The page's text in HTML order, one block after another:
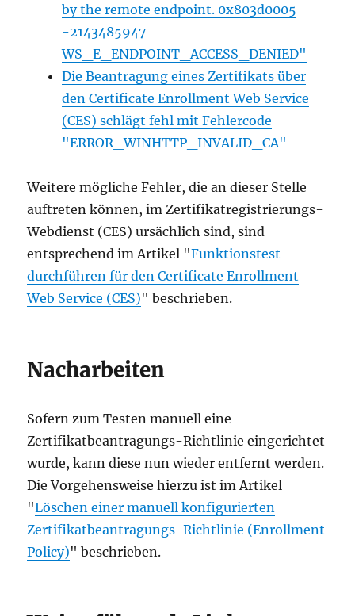
by the remote endpoint. 0x803d0005
-2143485947
WS_E_ENDPOINT_ACCESS_DENIED"
Die Beantragung eines Zertifikats über
den Certificate Enrollment Web Service
(CES) schlägt fehl mit Fehlercode
"ERROR_WINHTTP_INVALID_CA"
Weitere mögliche Fehler, die an dieser Stelle
auftreten können, im Zertifikatregistrierungs-
Webdienst (CES) ursächlich sind, sind
entsprechend im Artikel "Funktionstest
durchführen für den Certificate Enrollment
Web Service (CES)" beschrieben.
Nacharbeiten
Sofern zum Testen manuell eine
Zertifikatbeantragungs-Richtlinie eingerichtet
wurde, kann diese nun wieder entfernt werden.
Die Vorgehensweise hierzu ist im Artikel
"Löschen einer manuell konfigurierten
Zertifikatbeantragungs-Richtlinie (Enrollment
Policy)" beschrieben.